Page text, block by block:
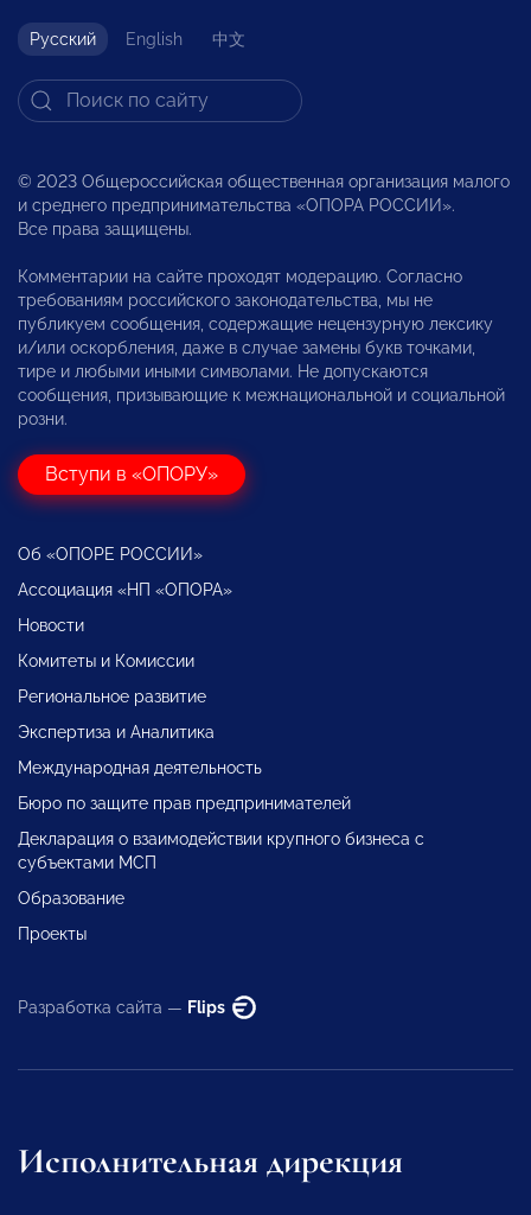
Русский English 中文
© 2023 Общероссийская общественная организация малого
и среднего предпринимательства «ОПОРА РОССИИ».
Все права защищены.
Комментарии на сайте проходят модерацию. Согласно
требованиям российского законодательства, мы не
публикуем сообщения, содержащие нецензурную лексику
и/или оскорбления, даже в случае замены букв точками,
тире и любыми иными символами. Не допускаются
сообщения, призывающие к межнациональной и социальной
розни.
Вступи в «ОПОРУ»
Об «ОПОРЕ РОССИИ»
Ассоциация «НП «ОПОРА»
Новости
Комитеты и Комиссии
Региональное развитие
Экспертиза и Аналитика
Международная деятельность
Бюро по защите прав предпринимателей
Декларация о взаимодействии крупного бизнеса с
субъектами МСП
Образование
Проекты
Разработка сайта — Flips
Исполнительная дирекция